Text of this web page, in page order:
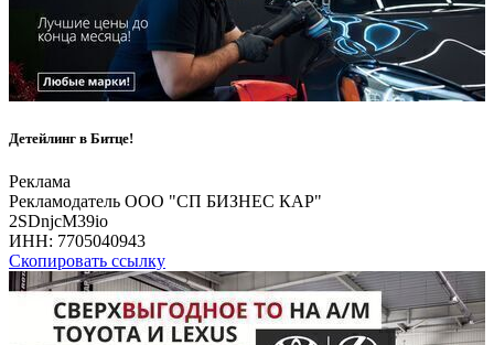
Детейлинг в Битце!
Реклама
Рекламодатель ООО "СП БИЗНЕС КАР"
2SDnjcM39io
ИНН: 7705040943
Скопировать ссылку